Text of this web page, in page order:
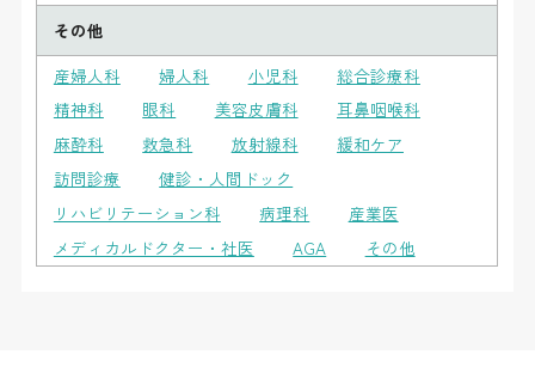
その他
産婦人科
婦人科 小児科
総合診療科
精神科
眼科 美容皮膚科
耳鼻咽喉科
麻酔科
救急科 放射線科
緩和ケア
訪問診療
健診・人間ドック
リハビリテーション科
病理科
産業医
メディカルドクター・社医
AGA その他